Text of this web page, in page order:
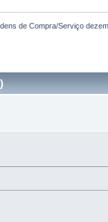
de Compra/Serviço